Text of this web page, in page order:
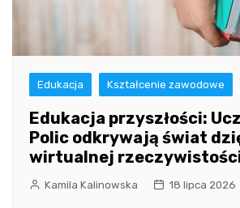
Edukacja Kształcenie zawodowe
Edukacja przyszłości:
Polic odkrywają świat
wirtualnej
Kamila Kalinowska 18 lipca 2026